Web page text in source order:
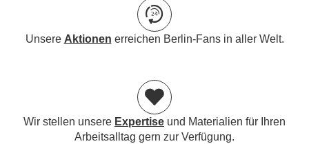
Unsere Aktionen erreichen Berlin-Fans in aller Welt.
Wir stellen unsere Expertise und Materialien für Ihren
Arbeitsalltag gern zur Verfügung.